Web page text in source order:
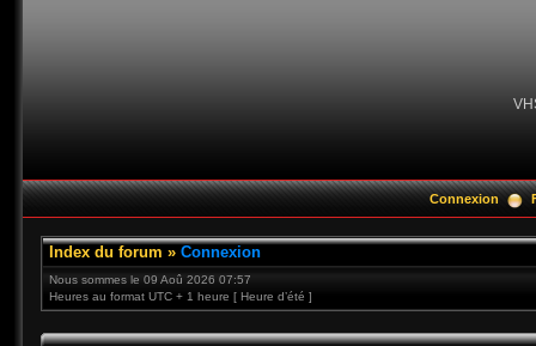
Connexion
Index du forum » Connexion
Nous sommes le 09 Aoû 2026 07:57
Heures au format UTC + 1 heure [ Heure d’été ]